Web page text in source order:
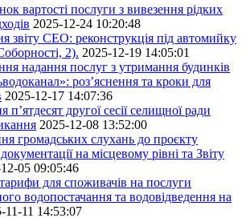
вартості послуги з вивезення рідких
2025-12-24 10:20:48
звіту СЕО: реконструкція під автомийку
2). 2025-12-19 14:05:01
надання послуг з утримання будинків
роз’яснення та кроки для
2025-12-17 14:07:36
другої сесії селищної ради
2025-12-08 13:52:00
громадських слухань до проєкту
на місцевому рівні та Звіту
05 09:05:46
для споживачів на послуги
водопостачання та водовідведення на
11-11 14:53:07